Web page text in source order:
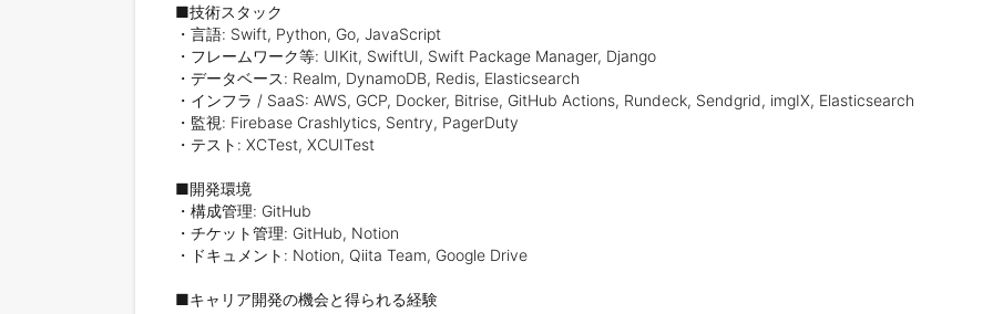
■技術スタック
・言語: Swift, Python, Go, JavaScript
・フレームワーク等: UIKit, SwiftUI, Swift Package Manager, Django
・データベース: Realm, DynamoDB, Redis, Elasticsearch
・インフラ / SaaS: AWS, GCP, Docker, Bitrise, GitHub Actions, Rundeck, Sendgrid, imgIX, Elasticsearch
・監視: Firebase Crashlytics, Sentry, PagerDuty
・テスト: XCTest, XCUITest
■開発環境
・構成管理: GitHub
・チケット管理: GitHub, Notion
・ドキュメント: Notion, Qiita Team, Google Drive
■キャリア開発の機会と得られる経験